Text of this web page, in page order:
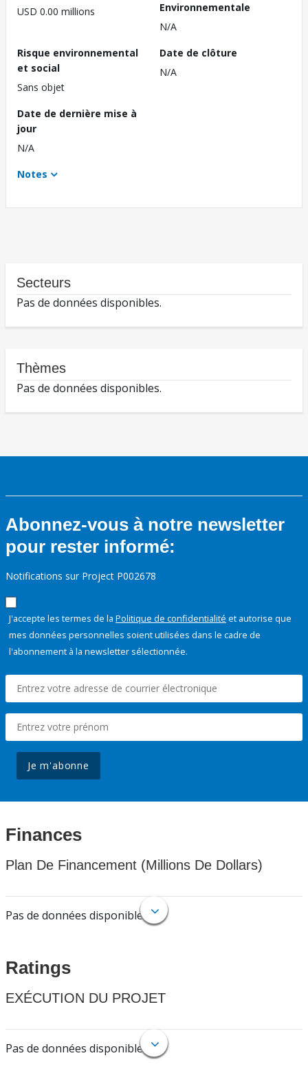
USD 0.00 millions
Environnementale
N/A
Risque environnemental
et social
Sans objet
Date de clôture
N/A
Date de dernière mise à
jour
N/A
Notes
Secteurs
Pas de données disponibles.
Thèmes
Pas de données disponibles.
Abonnez-vous à notre newsletter
pour rester informé:
Notifications sur Project P002678
J'accepte les termes de la Politique de confidentialité et autorise que
mes données personnelles soient utilisées dans le cadre de
l'abonnement à la newsletter sélectionnée.
Je m'abonne
Finances
Plan De Financement (Millions De Dollars)
Pas de données disponibles.
Ratings
EXÉCUTION DU PROJET
Pas de données disponibles.